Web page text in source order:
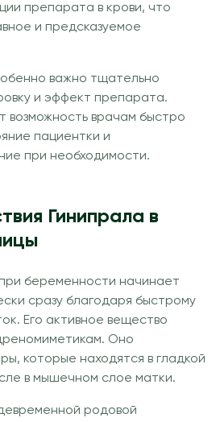
препарата в крови, что
и предсказуемое
важно тщательно
и эффект препарата.
возможность врачам быстро
пациентки и
при необходимости.
Гинипрала в
беременности начинает
сразу благодаря быстрому
Его активное вещество
Оно
которые находятся в гладкой
в мышечном слое матки.
родовой